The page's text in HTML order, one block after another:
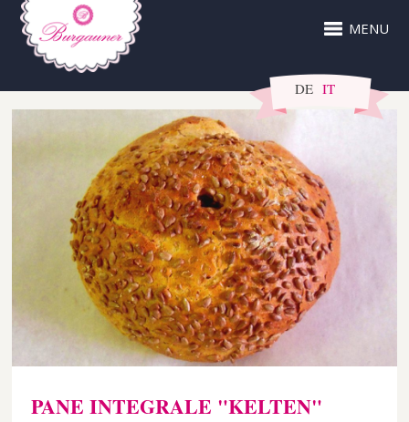
MENU
DE IT
PANE INTEGRALE "KELTEN"